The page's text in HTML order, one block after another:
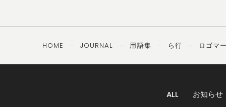
HOME － JOURNAL － 用語集 － ら行 － ロゴマ
ALL お知らせ